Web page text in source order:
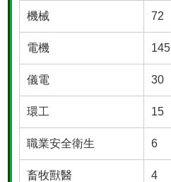
機械 72
電機 145
儀電 30
環工 15
職業安全衛生 6
畜牧獸醫 4